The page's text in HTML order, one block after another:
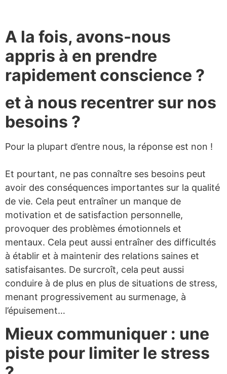
A la fois, avons-nous
appris à en prendre
rapidement conscience ?
et à nous recentrer sur nos
besoins ?
Pour la plupart d’entre nous, la réponse est non !
Et pourtant, ne pas connaître ses besoins peut
avoir des conséquences importantes sur la qualité
de vie. Cela peut entraîner un manque de
motivation et de satisfaction personnelle,
provoquer des problèmes émotionnels et
mentaux. Cela peut aussi entraîner des difficultés
à établir et à maintenir des relations saines et
satisfaisantes. De surcroît, cela peut aussi
conduire à de plus en plus de situations de stress,
menant progressivement au surmenage, à
l’épuisement…
Mieux communiquer : une
piste pour limiter le stress